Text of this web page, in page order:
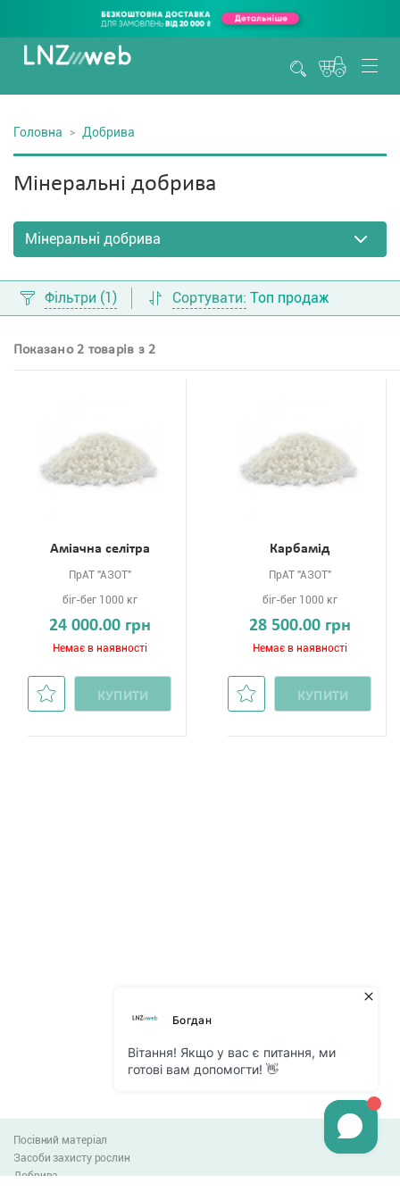
Головна Добрива
Мінеральні добрива
Фільтри (1) Сортувати: Топ продаж
Показано 2 товарів з 2
Аміачна селітра
ПрАТ "АЗОТ"
біг-бег 1000 кг
24 000.00 грн
Немає в наявності
КУПИТИ
Карбамід
ПрАТ "АЗОТ"
біг-бег 1000 кг
28 500.00 грн
Немає в наявності
КУПИТИ
Посівний матеріал
Засоби захисту рослин
Добрива